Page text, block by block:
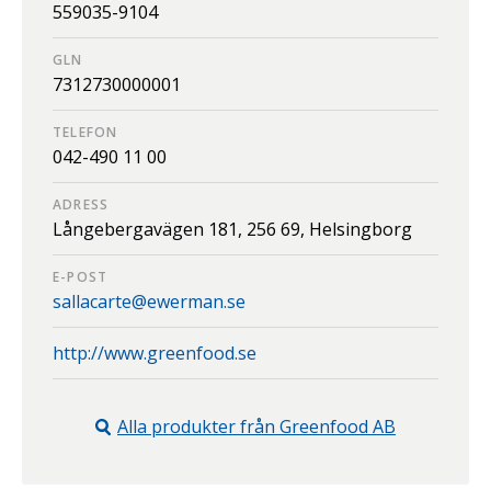
559035-9104
GLN
7312730000001
TELEFON
042-490 11 00
ADRESS
Långebergavägen 181, 256 69, Helsingborg
E-POST
sallacarte@ewerman.se
http://www.greenfood.se
Alla produkter från Greenfood AB